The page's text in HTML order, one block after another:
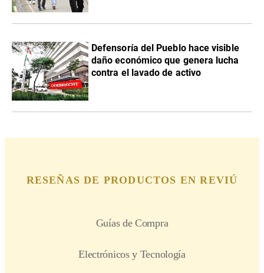
Defensoría del Pueblo hace visible
daño económico que genera lucha
contra el lavado de activo